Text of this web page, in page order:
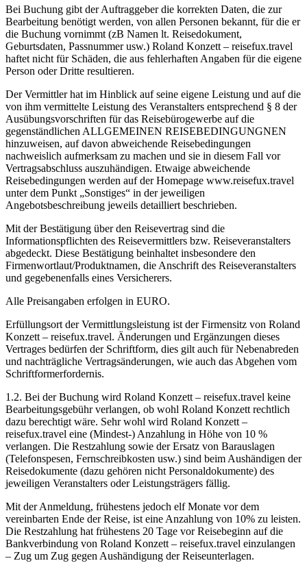
Bei Buchung gibt der Auftraggeber die korrekten Daten, die zur
Bearbeitung benötigt werden, von allen Personen bekannt, für die er
die Buchung vornimmt (zB Namen lt. Reisedokument,
Geburtsdaten, Passnummer usw.) Roland Konzett – reisefux.travel
haftet nicht für Schäden, die aus fehlerhaften Angaben für die eigene
Person oder Dritte resultieren.
Der Vermittler hat im Hinblick auf seine eigene Leistung und auf die
von ihm vermittelte Leistung des Veranstalters entsprechend § 8 der
Ausübungsvorschriften für das Reisebürogewerbe auf die
gegenständlichen ALLGEMEINEN REISEBEDINGUNGNEN
hinzuweisen, auf davon abweichende Reisebedingungen
nachweislich aufmerksam zu machen und sie in diesem Fall vor
Vertragsabschluss auszuhändigen. Etwaige abweichende
Reisebedingungen werden auf der Homepage www.reisefux.travel
unter dem Punkt „Sonstiges“ in der jeweiligen
Angebotsbeschreibung jeweils detailliert beschrieben.
Mit der Bestätigung über den Reisevertrag sind die
Informationspflichten des Reisevermittlers bzw. Reiseveranstalters
abgedeckt. Diese Bestätigung beinhaltet insbesondere den
Firmenwortlaut/Produktnamen, die Anschrift des Reiseveranstalters
und gegebenenfalls eines Versicherers.
Alle Preisangaben erfolgen in EURO.
Erfüllungsort der Vermittlungsleistung ist der Firmensitz von Roland
Konzett – reisefux.travel. Änderungen und Ergänzungen dieses
Vertrages bedürfen der Schriftform, dies gilt auch für Nebenabreden
und nachträgliche Vertragsänderungen, wie auch das Abgehen vom
Schriftformerfordernis.
1.2. Bei der Buchung wird Roland Konzett – reisefux.travel keine
Bearbeitungsgebühr verlangen, ob wohl Roland Konzett rechtlich
dazu berechtigt wäre. Sehr wohl wird Roland Konzett –
reisefux.travel eine (Mindest-) Anzahlung in Höhe von 10 %
verlangen. Die Restzahlung sowie der Ersatz von Barauslagen
(Telefonspesen, Fernschreibkosten usw.) sind beim Aushändigen der
Reisedokumente (dazu gehören nicht Personaldokumente) des
jeweiligen Veranstalters oder Leistungsträgers fällig.
Mit der Anmeldung, frühestens jedoch elf Monate vor dem
vereinbarten Ende der Reise, ist eine Anzahlung von 10% zu leisten.
Die Restzahlung hat frühestens 20 Tage vor Reisebeginn auf die
Bankverbindung von Roland Konzett – reisefux.travel einzulangen
– Zug um Zug gegen Aushändigung der Reiseunterlagen.